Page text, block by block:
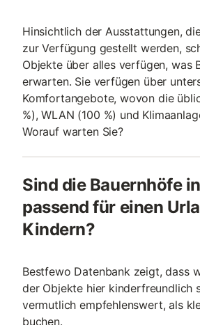
Hinsichtlich der Ausstattungen,
zur Verfügung gestellt werden,
Objekte über alles verfügen, was
erwarten. Sie verfügen über
Komfortangebote, wovon die
%), WLAN (100 %) und
Worauf warten Sie?
Sind die Bauernhöfe
passend für einen
Kindern?
Bestfewo Datenbank zeigt, dass
der Objekte hier kinderfreundlich
vermutlich empfehlenswert, als
buchen.